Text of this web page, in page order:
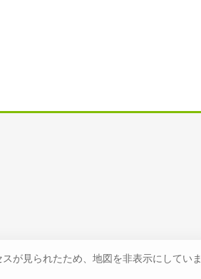
が見られたため、地図を非表示にしていま